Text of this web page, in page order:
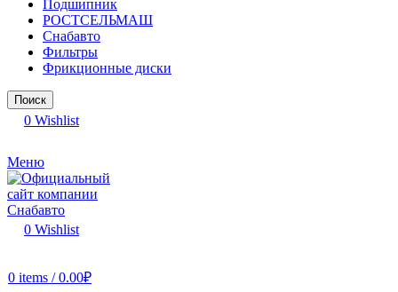
Подшипник
РОСТСЕЛЬМАШ
Снабавто
Фильтры
Фрикционные диски
Поиск
0 Wishlist
Меню
0 Wishlist
0 items / 0.00₽